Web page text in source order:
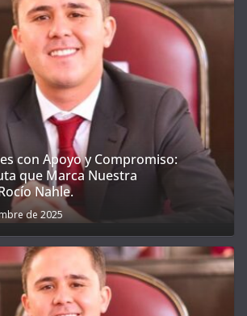
con Apoyo y Compromiso:
que Marca Nuestra
Nahle.
de 2025